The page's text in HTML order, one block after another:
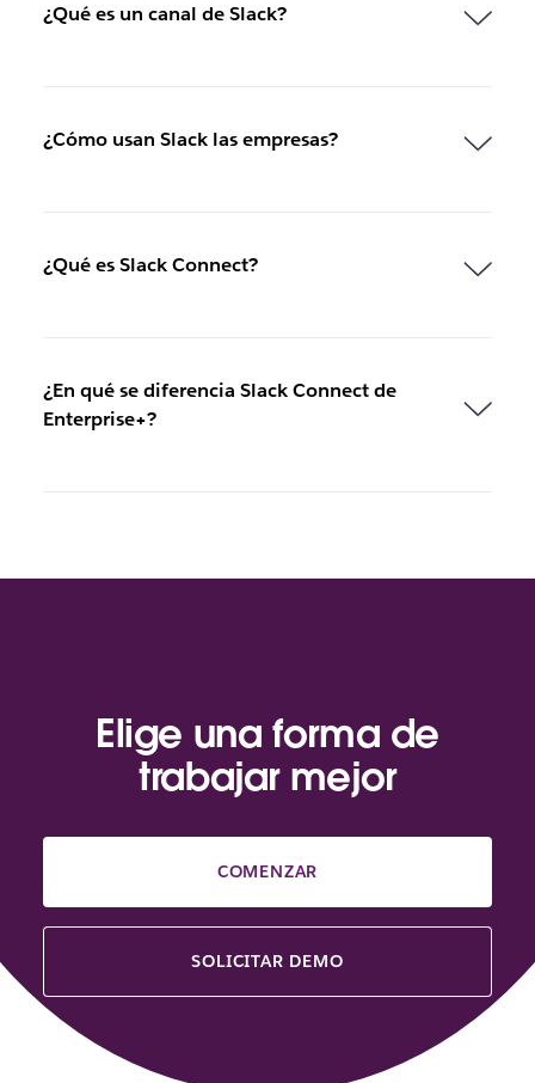
¿Qué es un canal de Slack?
¿Cómo usan Slack las empresas?
¿Qué es Slack Connect?
¿En qué se diferencia Slack Connect de
Enterprise+?
Elige una forma de
trabajar mejor
COMENZAR
SOLICITAR DEMO